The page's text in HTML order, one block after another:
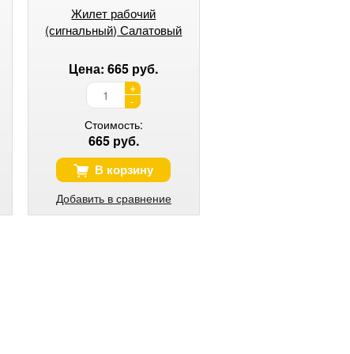
Жилет рабочий
(сигнальный) Салатовый
Цена: 665 руб.
+
-
Стоимость:
665 руб.
В корзину
Добавить в сравнение